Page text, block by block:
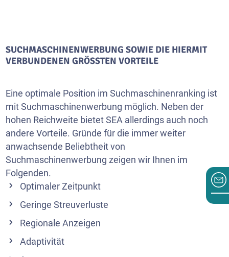
SUCHMASCHINENWERBUNG SOWIE DIE HIERMIT
VERBUNDENEN GRÖSSTEN VORTEILE
Eine optimale Position im Suchmaschinenranking ist
mit Suchmaschinenwerbung möglich. Neben der
hohen Reichweite bietet SEA allerdings auch noch
andere Vorteile. Gründe für die immer weiter
anwachsende Beliebtheit von
Suchmaschinenwerbung zeigen wir Ihnen im
Folgenden.
Optimaler Zeitpunkt
Geringe Streuverluste
Regionale Anzeigen
Adaptivität